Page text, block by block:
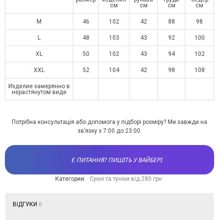
см
см
см
см
M 46 102 42 88 98
L 48 103 43 92 100
XL 50 102 43 94 102
XXL 52 104 42 98 108
Изделие замерянно в
нерастянутом виде
Потрібна консультація або допомога у підборі розміру? Ми завжди на
зв’язку з 7:00 до 23:00.
Є ПИТАННЯ? ПИШІТЬ У ВАЙБЕРІ
Категории: Сукні та туніки від 280 грн
ВІДГУКИ 0